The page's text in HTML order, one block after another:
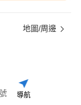
地圖/周邊
導航